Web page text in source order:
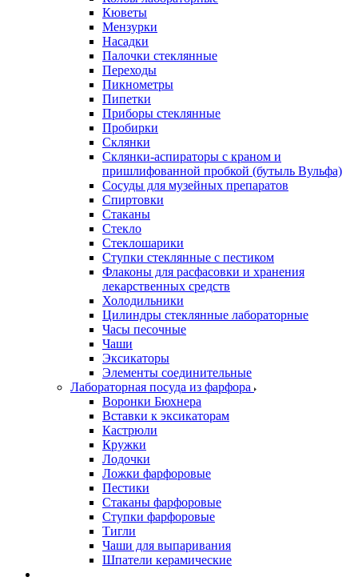
Кюветы
Мензурки
Насадки
Палочки стеклянные
Переходы
Пикнометры
Пипетки
Приборы стеклянные
Пробирки
Склянки
Склянки-аспираторы с краном и
пришлифованной пробкой (бутыль Вульфа)
Сосуды для музейных препаратов
Спиртовки
Стаканы
Стекло
Стеклошарики
Ступки стеклянные с пестиком
Флаконы для расфасовки и хранения
лекарственных средств
Холодильники
Цилиндры стеклянные лабораторные
Часы песочные
Чаши
Эксикаторы
Элементы соединительные
Лабораторная посуда из фарфора
Воронки Бюхнера
Вставки к эксикаторам
Кастрюли
Кружки
Лодочки
Ложки фарфоровые
Пестики
Стаканы фарфоровые
Ступки фарфоровые
Тигли
Чаши для выпаривания
Шпатели керамические